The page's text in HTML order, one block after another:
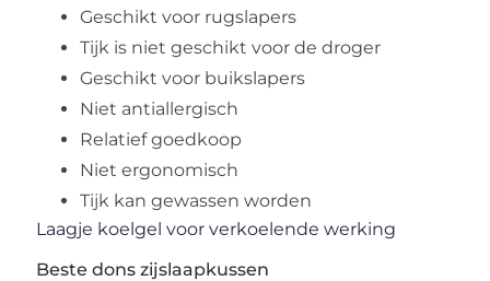
Geschikt voor rugslapers
Tijk is niet geschikt voor de droger
Geschikt voor buikslapers
Niet antiallergisch
Relatief goedkoop
Niet ergonomisch
Tijk kan gewassen worden
Laagje koelgel voor verkoelende werking
Beste dons zijslaapkussen